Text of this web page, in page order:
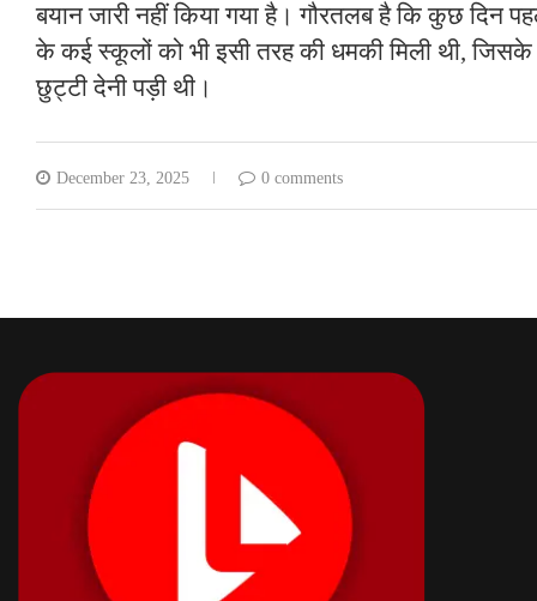
बयान जारी नहीं किया गया है। गौरतलब है कि कुछ दिन
के कई स्कूलों को भी इसी तरह की धमकी मिली थी, जिसके
छुट्टी देनी पड़ी थी।
December 23, 2025 0 comments